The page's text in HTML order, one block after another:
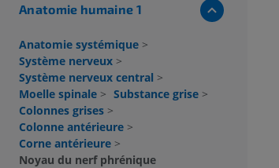
Anatomie humaine 1
Anatomie systémique >
Système nerveux >
Système nerveux central >
Moelle spinale > Substance grise >
Colonnes grises >
Colonne antérieure >
Corne antérieure >
Noyau du nerf phrénique